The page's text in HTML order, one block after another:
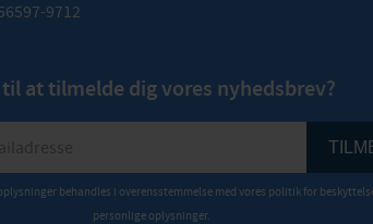
9712
at tilmelde dig vores nyhedsbrev?
behandles i overensstemmelse med vores politik for
personlige oplysninger.